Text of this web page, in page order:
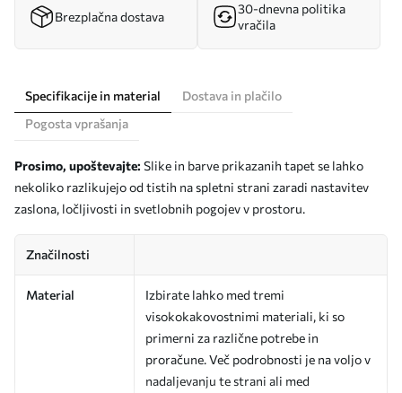
Brezplačna dostava
30-dnevna politika
vračila
Specifikacije in material
Dostava in plačilo
Pogosta vprašanja
Prosimo, upoštevajte: Slike in barve prikazanih tapet se lahko
nekoliko razlikujejo od tistih na spletni strani zaradi nastavitev
zaslona, ločljivosti in svetlobnih pogojev v prostoru.
Značilnosti
Material
Izbirate lahko med tremi
visokokakovostnimi materiali, ki so
primerni za različne potrebe in
proračune. Več podrobnosti je na voljo v
nadaljevanju te strani ali med